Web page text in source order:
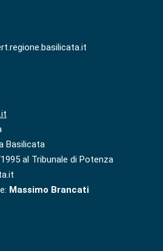
Basilicata
al Tribunale di Potenza
Massimo Brancati